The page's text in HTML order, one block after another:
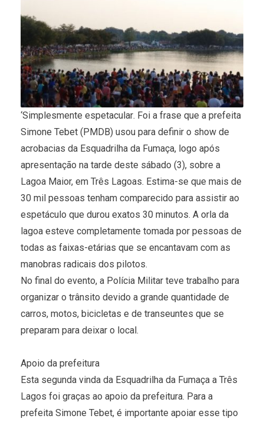
‘Simplesmente espetacular. Foi a frase que a prefeita
Simone Tebet (PMDB) usou para definir o show de
acrobacias da Esquadrilha da Fumaça, logo após
apresentação na tarde deste sábado (3), sobre a
Lagoa Maior, em Três Lagoas. Estima-se que mais de
30 mil pessoas tenham comparecido para assistir ao
espetáculo que durou exatos 30 minutos. A orla da
lagoa esteve completamente tomada por pessoas de
todas as faixas-etárias que se encantavam com as
manobras radicais dos pilotos.
No final do evento, a Polícia Militar teve trabalho para
organizar o trânsito devido a grande quantidade de
carros, motos, bicicletas e de transeuntes que se
preparam para deixar o local.
Apoio da prefeitura
Esta segunda vinda da Esquadrilha da Fumaça a Três
Lagos foi graças ao apoio da prefeitura. Para a
prefeita Simone Tebet, é importante apoiar esse tipo